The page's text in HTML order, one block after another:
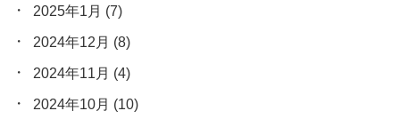
2025年1月 (7)
2024年12月 (8)
2024年11月 (4)
2024年10月 (10)